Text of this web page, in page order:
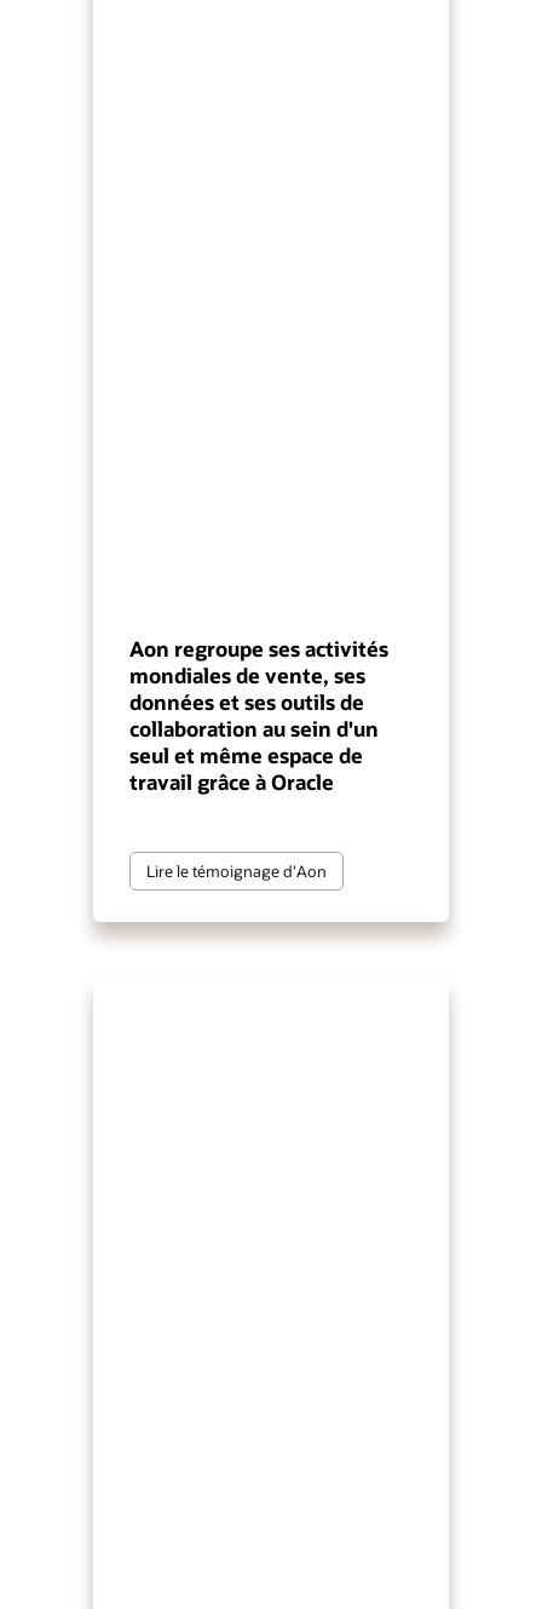
Aon regroupe ses activités
mondiales de vente, ses
données et ses outils de
collaboration au sein d'un
seul et même espace de
travail grâce à Oracle
Lire le témoignage d'Aon